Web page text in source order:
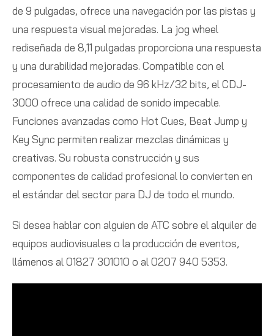
de 9 pulgadas, ofrece una navegación por las pistas y
una respuesta visual mejoradas. La jog wheel
rediseñada de 8,11 pulgadas proporciona una respuesta
y una durabilidad mejoradas. Compatible con el
procesamiento de audio de 96 kHz/32 bits, el CDJ-
3000 ofrece una calidad de sonido impecable.
Funciones avanzadas como Hot Cues, Beat Jump y
Key Sync permiten realizar mezclas dinámicas y
creativas. Su robusta construcción y sus
componentes de calidad profesional lo convierten en
el estándar del sector para DJ de todo el mundo.
Si desea hablar con alguien de ATC sobre el alquiler de
equipos audiovisuales o la producción de eventos,
llámenos al 01827 301010 o al 0207 940 5353.